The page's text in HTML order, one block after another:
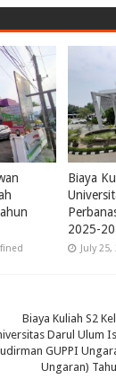
Biaya
2025-
July 25,
Biaya Kuliah S2
Darul Ulum
GUPPI
Ungaran)